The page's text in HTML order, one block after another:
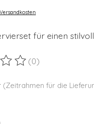
Versandkosten
für einen
dieses Produkts ist
(0)
(Zeitrahmen für die